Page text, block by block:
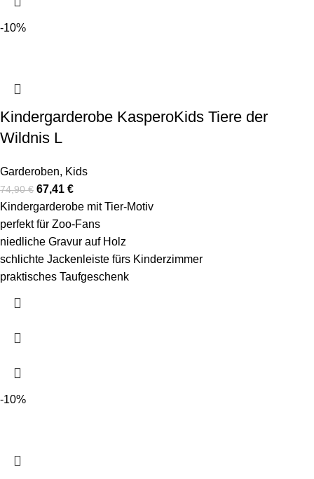
-10%
Kindergarderobe KasperoKids Tiere der
Wildnis L
Garderoben, Kids
74,90€ 67,41 €
Kindergarderobe mit Tier-Motiv
perfekt für Zoo-Fans
niedliche Gravur auf Holz
schlichte Jackenleiste fürs Kinderzimmer
praktisches Taufgeschenk
-10%